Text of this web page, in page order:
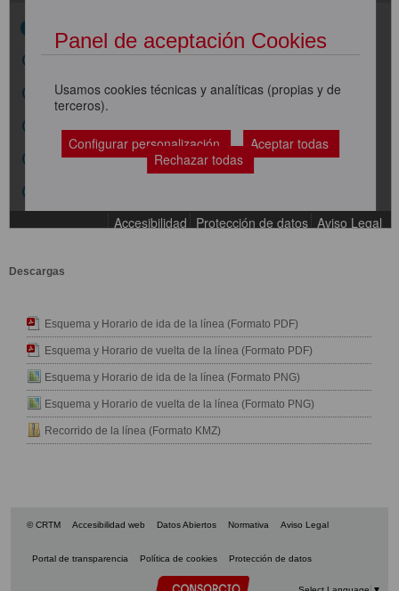
Descargas
Esquema y Horario de ida de la línea (Formato PDF)
Esquema y Horario de vuelta de la línea (Formato PDF)
Esquema y Horario de ida de la línea (Formato PNG)
Esquema y Horario de vuelta de la línea (Formato PNG)
Recorrido de la línea (Formato KMZ)
© CRTM Accesibilidad web Datos Abiertos Normativa Aviso Legal
Portal de transparencia Política de cookies Protección de datos